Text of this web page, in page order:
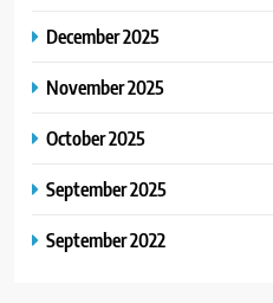
December 2025
November 2025
October 2025
September 2025
September 2022